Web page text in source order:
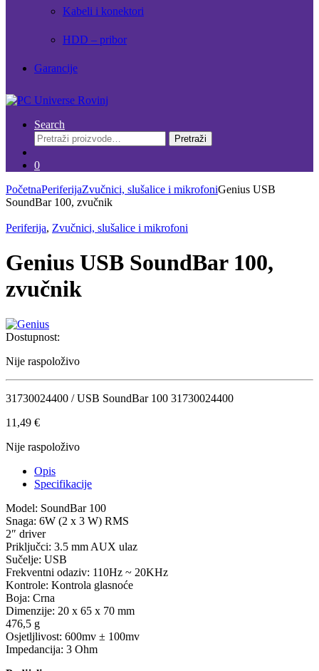
Kabeli i konektori
HDD – pribor
Garancije
Search
Pretraži:
Pretraži
0
PočetnaPeriferijaZvučnici, slušalice i mikrofoniGenius USB
SoundBar 100, zvučnik
Periferija, Zvučnici, slušalice i mikrofoni
Genius USB SoundBar 100,
zvučnik
Dostupnost:
Nije raspoloživo
31730024400 / USB SoundBar 100 31730024400
11,49 €
Nije raspoloživo
Opis
Specifikacije
Model: SoundBar 100
Snaga: 6W (2 x 3 W) RMS
2″ driver
Priključci: 3.5 mm AUX ulaz
Sučelje: USB
Frekventni odaziv: 110Hz ~ 20KHz
Kontrole: Kontrola glasnoće
Boja: Crna
Dimenzije: 20 x 65 x 70 mm
476,5 g
Osjetljlivost: 600mv ± 100mv
Impedancija: 3 Ohm